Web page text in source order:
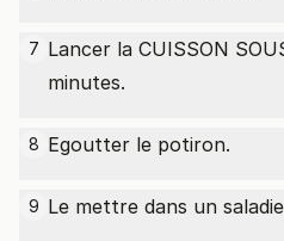
7 Lancer la CUISSON
minutes.
8 Egoutter le potiron.
9 Le mettre dans un